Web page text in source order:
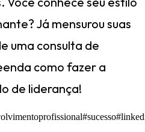
Já mensurou suas
uma consulta de
como fazer a
de liderança!
#sucesso